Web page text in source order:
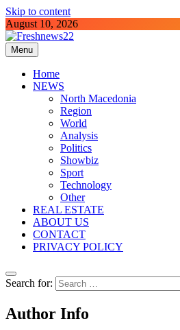
Skip to content
August 10, 2026
Freshnews22
Best News Website in North Macedonia
Menu
Home
NEWS
North Macedonia
Region
World
Analysis
Politics
Showbiz
Sport
Technology
Other
REAL ESTATE
ABOUT US
CONTACT
PRIVACY POLICY
Search for:
Author Info